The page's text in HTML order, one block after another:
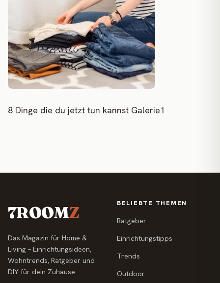
8 Dinge die du jetzt tun kannst Galerie1
7ROOMZ
Das Magazin für Home &
Living – Einrichtungsideen,
Wohntrends, Ratgeber und
DIY für dein Zuhause.
BELIEBTE THEMEN
Ratgeber
Einrichtungstipps
Trends
Outdoor